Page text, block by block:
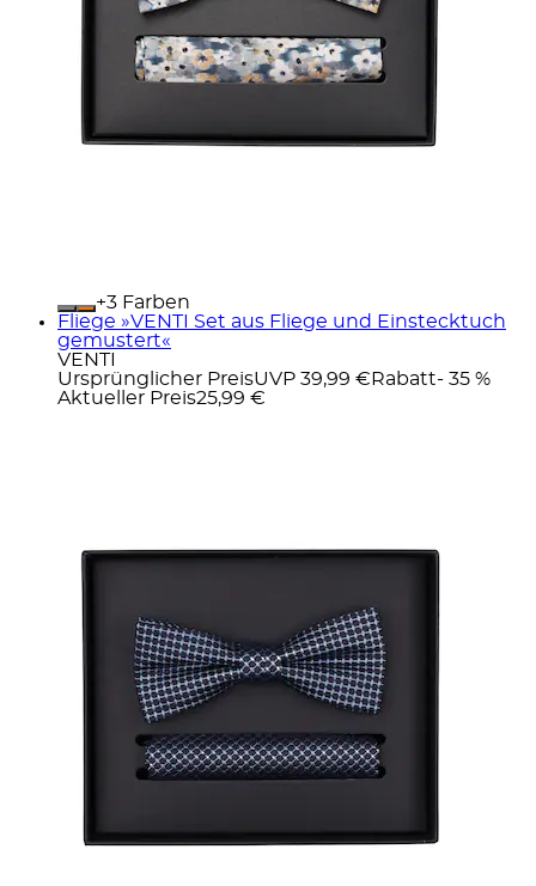
+
Farben
Fliege »VENTI Set aus Fliege und Einstecktuch
gemustert«
VENTI
Ursprünglicher PreisUVP 39,99 € Rabatt- 35 %
Aktueller Preis25,99 €